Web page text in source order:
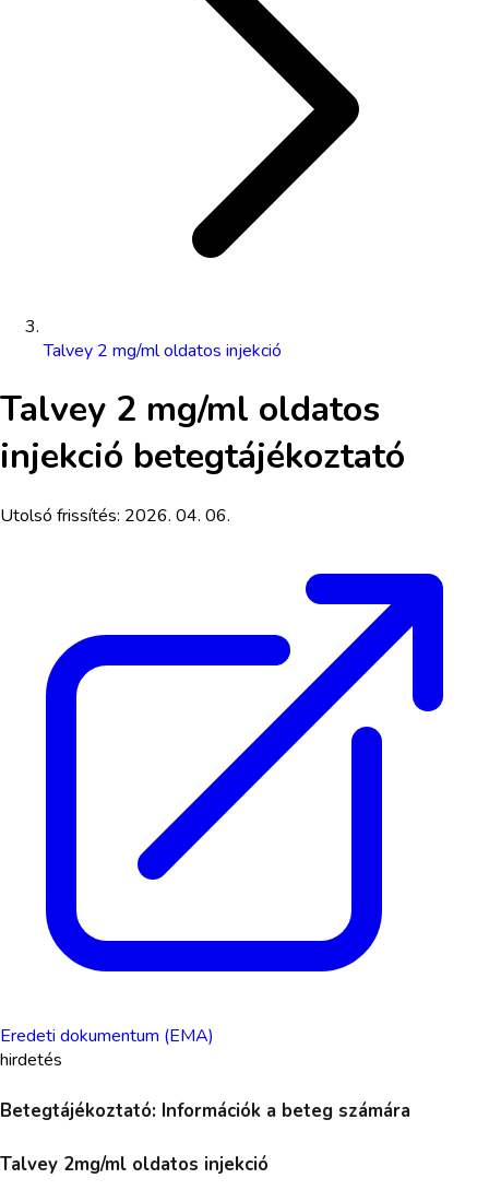
Talvey 2 mg/ml oldatos injekció
Talvey 2 mg/ml oldatos
injekció betegtájékoztató
Utolsó frissítés: 2026. 04. 06.
Eredeti dokumentum (EMA)
hirdetés
Betegtájékoztató: Információk a beteg számára
Talvey 2mg/ml oldatos injekció